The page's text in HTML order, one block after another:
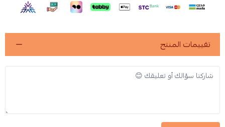
تقييمات المنتج